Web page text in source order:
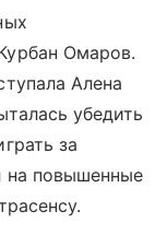
Омаров.
Алена
убедить
за
на повышенные